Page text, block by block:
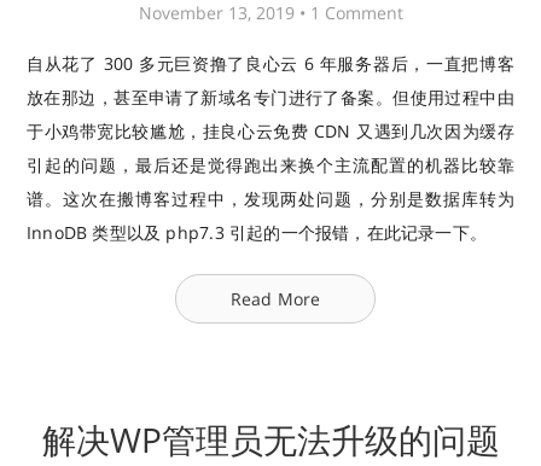
November 13, 2019 • 1 Comment
自从花了 300 多元巨资撸了良心云 6 年服务器后，一直把博客
放在那边，甚至申请了新域名专门进行了备案。但使用过程中由
于小鸡带宽比较尴尬，挂良心云免费 CDN 又遇到几次因为缓存
引起的问题，最后还是觉得跑出来换个主流配置的机器比较靠
谱。这次在搬博客过程中，发现两处问题，分别是数据库转为
InnoDB 类型以及 php7.3 引起的一个报错，在此记录一下。
Read More
解决WP管理员无法升级的问题